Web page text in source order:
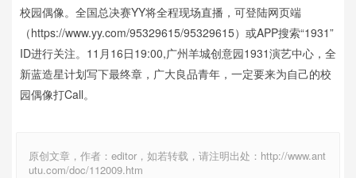
校园偶像。全国总决赛YY将全程现场直播，可登陆网页端
（https://www.yy.com/95329615/95329615）或APP搜索“1931”
ID进行关注。11月16日19:00,广州羊城创意园1931演艺中心，全
新蓝造星计划写下最终章，广大良品青年，一定要来为自己的校
园偶像打Call。
原创文章，作者：editor，如若转载，请注明出处：http://www.ant
utu.com/doc/112009.htm